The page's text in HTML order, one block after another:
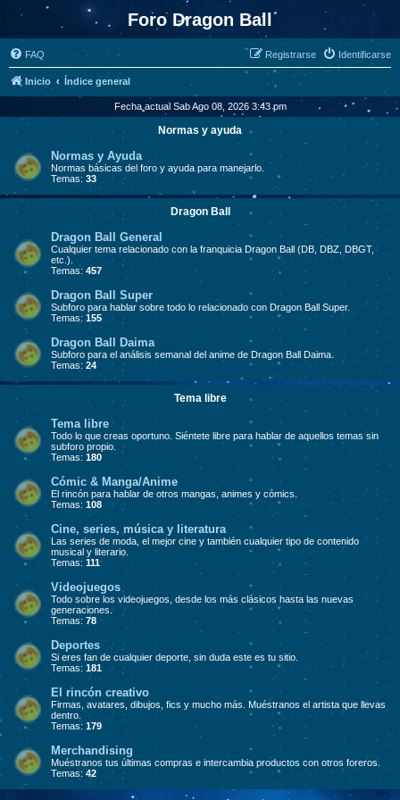
Foro Dragon Ball
FAQ Identificarse
Registrarse
Inicio Índice general
Fecha actual Sab Ago 08, 2026 3:43 pm
Normas y ayuda
Normas y Ayuda
Normas básicas del foro y ayuda para manejarlo.
Temas: 33
Dragon Ball
Dragon Ball General
Cualquier tema relacionado con la franquicia Dragon Ball (DB, DBZ, DBGT,
etc.).
Temas: 457
Dragon Ball Super
Subforo para hablar sobre todo lo relacionado con Dragon Ball Super.
Temas: 155
Dragon Ball Daima
Subforo para el análisis semanal del anime de Dragon Ball Daima.
Temas: 24
Tema libre
Tema libre
Todo lo que creas oportuno. Siéntete libre para hablar de aquellos temas sin
subforo propio.
Temas: 180
Cómic & Manga/Anime
El rincón para hablar de otros mangas, animes y cómics.
Temas: 108
Cine, series, música y literatura
Las series de moda, el mejor cine y también cualquier tipo de contenido
musical y literario.
Temas: 111
Videojuegos
Todo sobre los videojuegos, desde los más clásicos hasta las nuevas
generaciones.
Temas: 78
Deportes
Si eres fan de cualquier deporte, sin duda este es tu sitio.
Temas: 181
El rincón creativo
Firmas, avatares, dibujos, fics y mucho más. Muéstranos el artista que llevas
dentro.
Temas: 179
Merchandising
Muéstranos tus últimas compras e intercambia productos con otros foreros.
Temas: 42